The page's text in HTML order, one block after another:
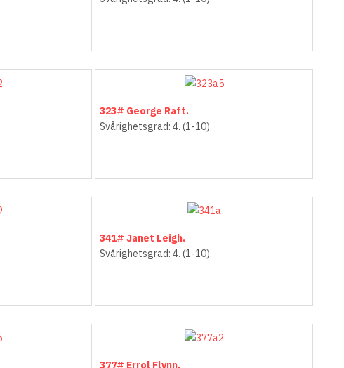
323# George Raft.
Svårighetsgrad: 4. (1-10).
341# Janet Leigh.
Svårighetsgrad: 4. (1-10).
377# Errol Flynn.